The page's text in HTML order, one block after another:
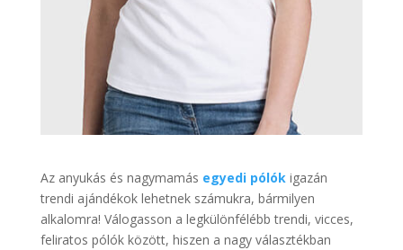
Az anyukás és nagymamás egyedi pólókigazán
trendi ajándékok lehetnek számukra, bármilyen
alkalomra! Válogasson a legkülönfélébb trendi, vicces,
feliratos pólók között, hiszen a nagy választékban